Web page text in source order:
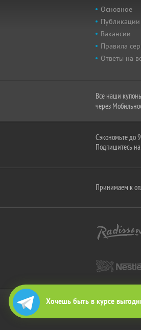
Хочешь быть в курсе
Основное
Вакансии
Правила
Ответы на
Все наши
через
Сэкономьте до
Подпишитесь
Принимаем к
2010-2026 ©
Все права на